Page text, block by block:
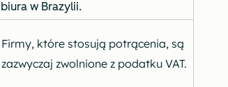
biura w Brazylii.
Firmy, które stosują potrącenia, są
zazwyczaj zwolnione z podatku VAT.